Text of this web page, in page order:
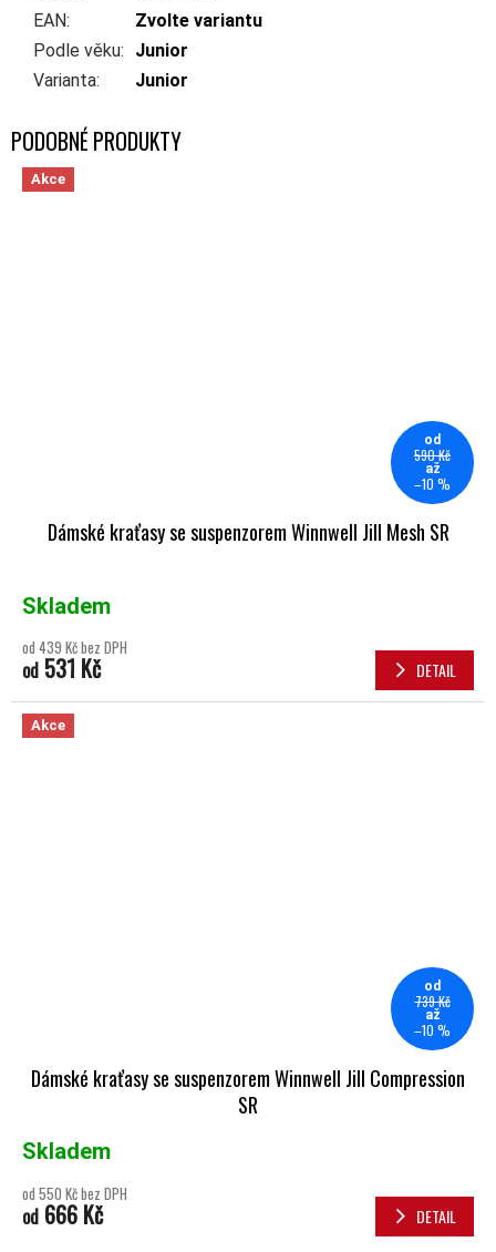
EAN:
Zvolte variantu
Podle věku:
Junior
Varianta: Junior
Akce
od
590 Kč
až
–10 %
Dámské kraťasy se suspenzorem Winnwell Jill Mesh SR
Skladem
od 439 Kč bez DPH
od 531 Kč DETAIL
Akce
od
739 Kč
až
–10 %
Dámské kraťasy se suspenzorem Winnwell Jill Compression
SR
Skladem
od 550 Kč bez DPH
od 666 Kč DETAIL